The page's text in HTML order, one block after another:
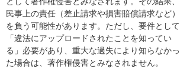
民事上の責任（差止請求や損害賠償請求など）
を負う可能性があります。ただし、要件として
「違法にアップロードされたことを知ってい
る」必要があり、重大な過失により知らなかっ
た場合は、著作権侵害とみなされません。